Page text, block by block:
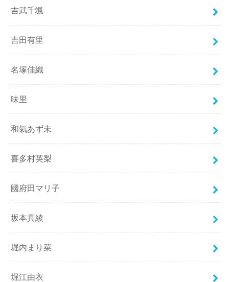
吉武千颯
吉田有里
名塚佳織
味里
和氣あず未
喜多村英梨
國府田マリ子
坂本真綾
堀内まり菜
堀江由衣